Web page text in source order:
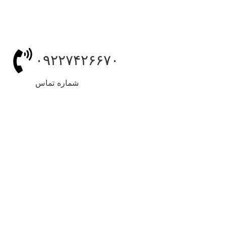
۰۹۲۲۷۴۲۶۶۷۰
شماره تماس